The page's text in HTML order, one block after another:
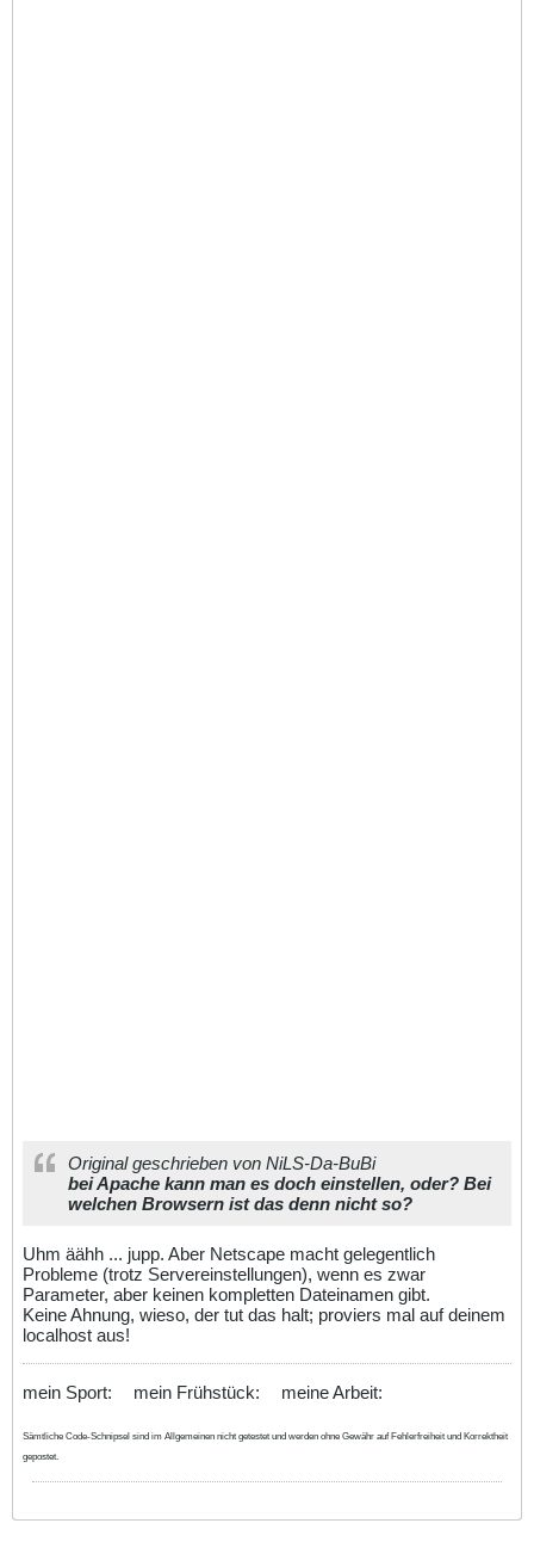
Original geschrieben von NiLS-Da-BuBi
bei Apache kann man es doch einstellen, oder? Bei
welchen Browsern ist das denn nicht so?
Uhm äähh ... jupp. Aber Netscape macht gelegentlich
Probleme (trotz Servereinstellungen), wenn es zwar
Parameter, aber keinen kompletten Dateinamen gibt.
Keine Ahnung, wieso, der tut das halt; proviers mal auf deinem
localhost aus!
mein Sport: mein Frühstück: meine Arbeit:
Sämtliche Code-Schnipsel sind im Allgemeinen nicht getestet und werden ohne Gewähr auf Fehlerfreiheit und Korrektheit
gepostet.